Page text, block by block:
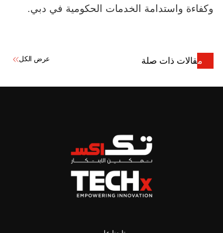
وكفاءة واستدامة الخدمات الحكومية في دبي.
مقالات ذات صلة عرض الكل